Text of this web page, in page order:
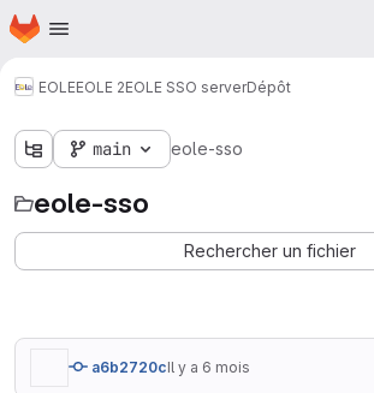
Passer au contenu principal
Page d'accueil
EOLEEOLE 2EOLE SSO serverDépôt
main eole-sso
eole-sso
Rechercher un fichier
a6b2720cIl y a 6 mois